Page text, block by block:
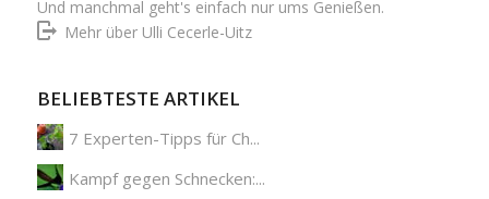
Und manchmal geht's einfach nur ums Genießen.
Mehr über Ulli Cecerle-Uitz
BELIEBTESTE ARTIKEL
7 Experten-Tipps für Ch...
Kampf gegen Schnecken:...